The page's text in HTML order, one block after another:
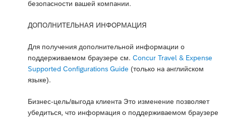
безопасности вашей компании.
ДОПОЛНИТЕЛЬНАЯ ИНФОРМАЦИЯ
Для получения дополнительной информации о
поддерживаемом браузере см. Concur Travel & Expense
Supported Configurations Guide (только на английском
языке).
Бизнес-цель/выгода клиента Это изменение позволяет
убедиться, что информация о поддерживаемом браузере